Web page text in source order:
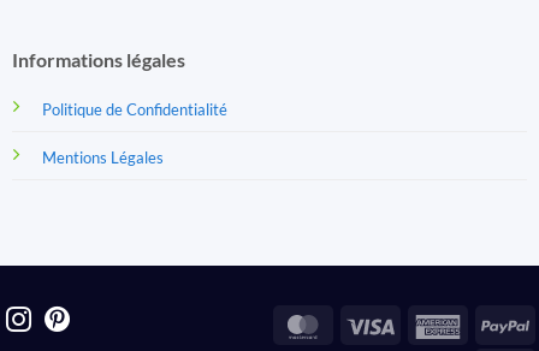
Informations légales
Politique de Confidentialité
Mentions Légales
MasterCard
Visa
American